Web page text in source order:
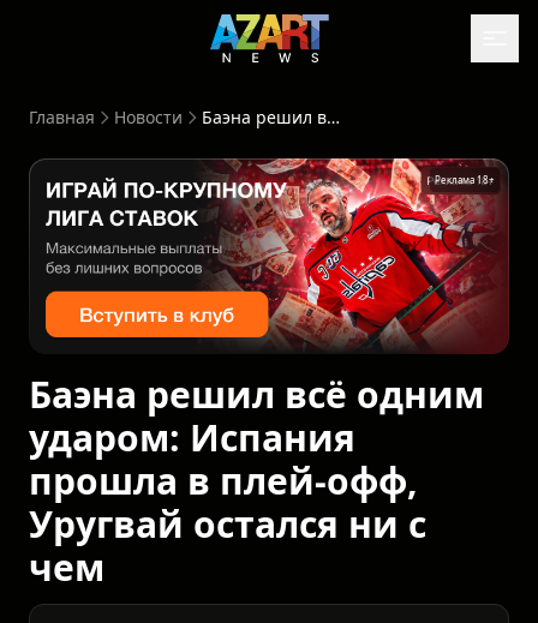
Главная Новости Баэна решил всё одним ударом: Испания прошла в плей-офф, Уругвай остался ни с чем
Реклама 18+
Баэна решил всё одним
ударом: Испания
прошла в плей-офф,
Уругвай остался ни с
чем